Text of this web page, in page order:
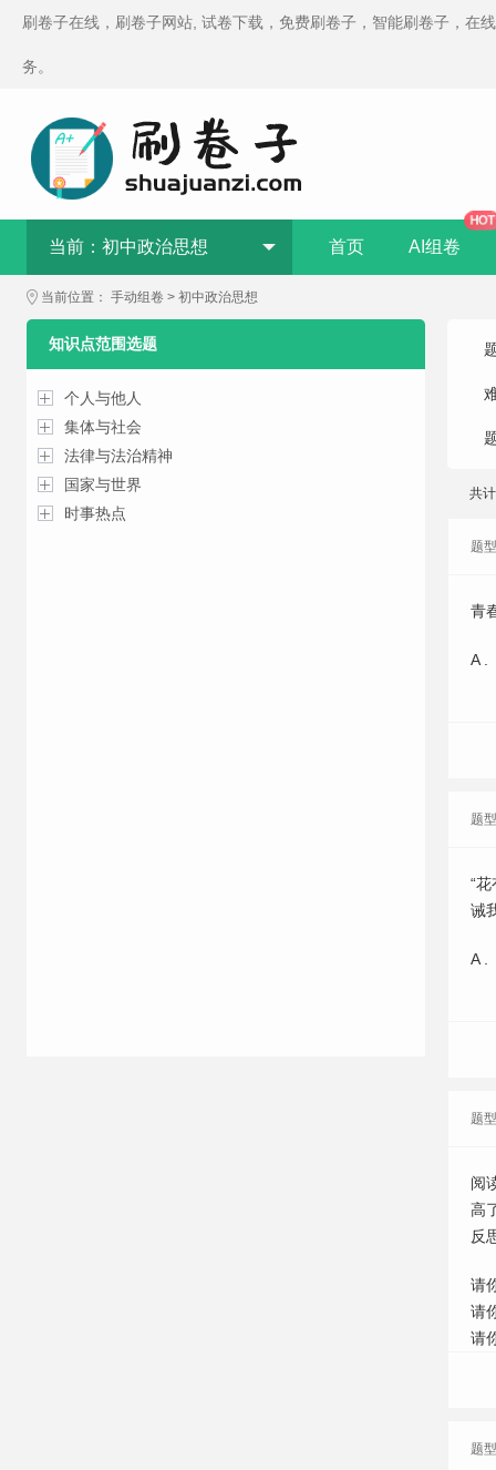
刷卷子在线，刷卷子网站, 试卷下载，免费刷卷子，智能刷卷子，在
务。
当前： 初中政治思想 首页 AI组卷
HOT
当前位置： 手动组卷 > 初中政治思想
知识点范围选题
个人与他人
集体与社会
法律与法治精神
国家与世界
时事热点
共
题
青
A .
题
“
诫
A .
题
阅
高
反
请
请
请
题